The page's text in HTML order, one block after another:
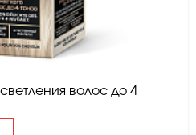
волос до 4